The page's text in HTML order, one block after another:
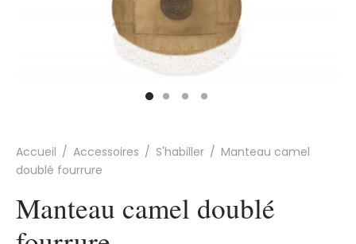
Accueil / Accessoires / S'habiller / Manteau camel
doublé fourrure
Manteau camel doublé